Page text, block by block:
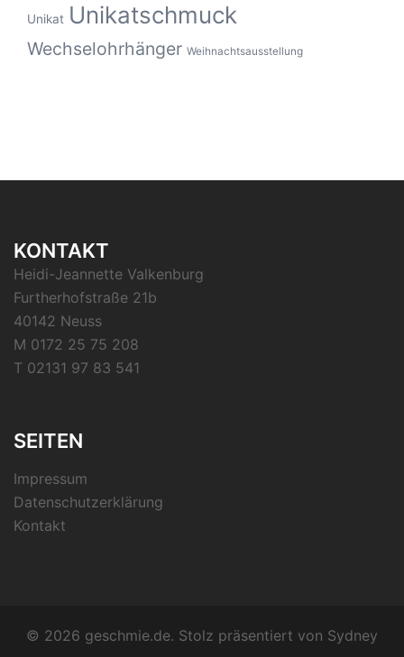
Unikat Unikatschmuck
Wechselohrhänger Weihnachtsausstellung
KONTAKT
Heidi-Jeannette Valkenburg
Furtherhofstraße 21b
40142 Neuss
M 0172 25 75 208
T 02131 97 83 541
SEITEN
Impressum
Datenschutzerklärung
Kontakt
© 2026 geschmie.de. Stolz präsentiert von Sydney